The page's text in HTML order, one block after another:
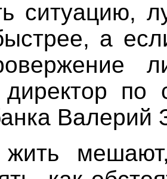
ситуацию,
а
директор по
Валерий
жить